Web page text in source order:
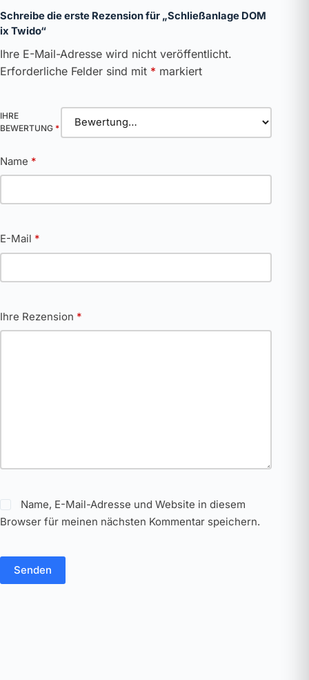
Schreibe die erste Rezension für „Schließanlage DOM
ix Twido“
Ihre E-Mail-Adresse wird nicht veröffentlicht.
Erforderliche Felder sind mit * markiert
IHRE
BEWERTUNG *
Name *
E-Mail *
Ihre Rezension *
Name, E-Mail-Adresse und Website in diesem
Browser für meinen nächsten Kommentar speichern.
Senden